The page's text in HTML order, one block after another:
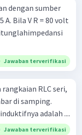
dengan sumber
Bila V R = 80 volt
Jawaban terverifikasi
RLC seri,
di samping.
adalah ....
Jawaban terverifikasi